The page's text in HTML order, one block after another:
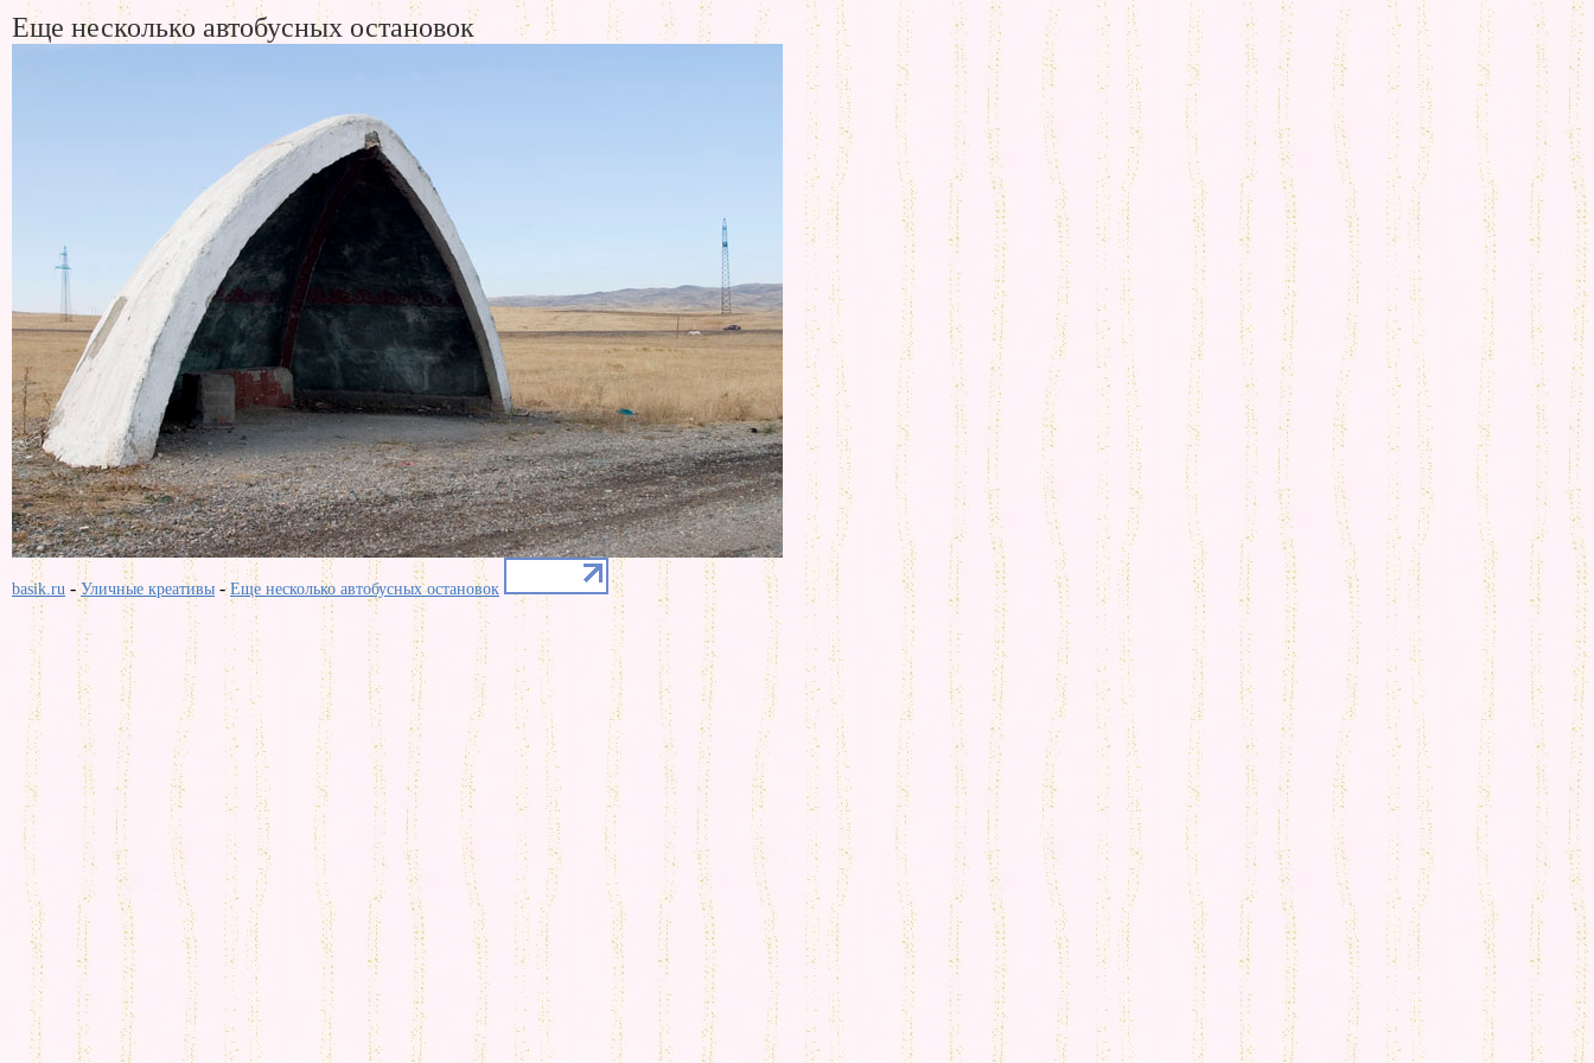
Еще несколько автобусных остановок
basik.ru -Уличные креативы -Еще несколько автобусных остановок